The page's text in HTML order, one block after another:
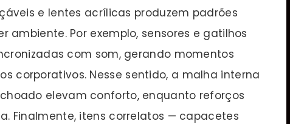
e lentes acrílicas produzem padrões
ambiente. Por exemplo, sensores e gatilhos
com som, gerando momentos
corporativos. Nesse sentido, a malha interna
elevam conforto, enquanto reforços
Finalmente, itens correlatos — capacetes